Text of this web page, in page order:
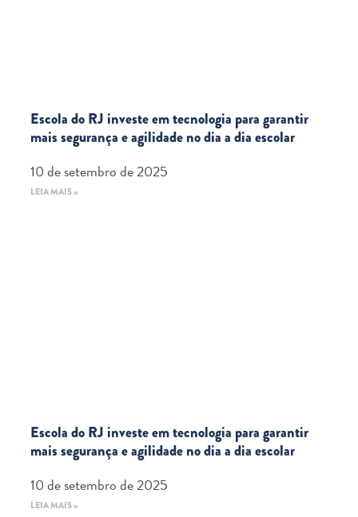
Escola do RJ investe em tecnologia para garantir
mais segurança e agilidade no dia a dia escolar
10 de setembro de 2025
LEIA MAIS »
Escola do RJ investe em tecnologia para garantir
mais segurança e agilidade no dia a dia escolar
10 de setembro de 2025
LEIA MAIS »